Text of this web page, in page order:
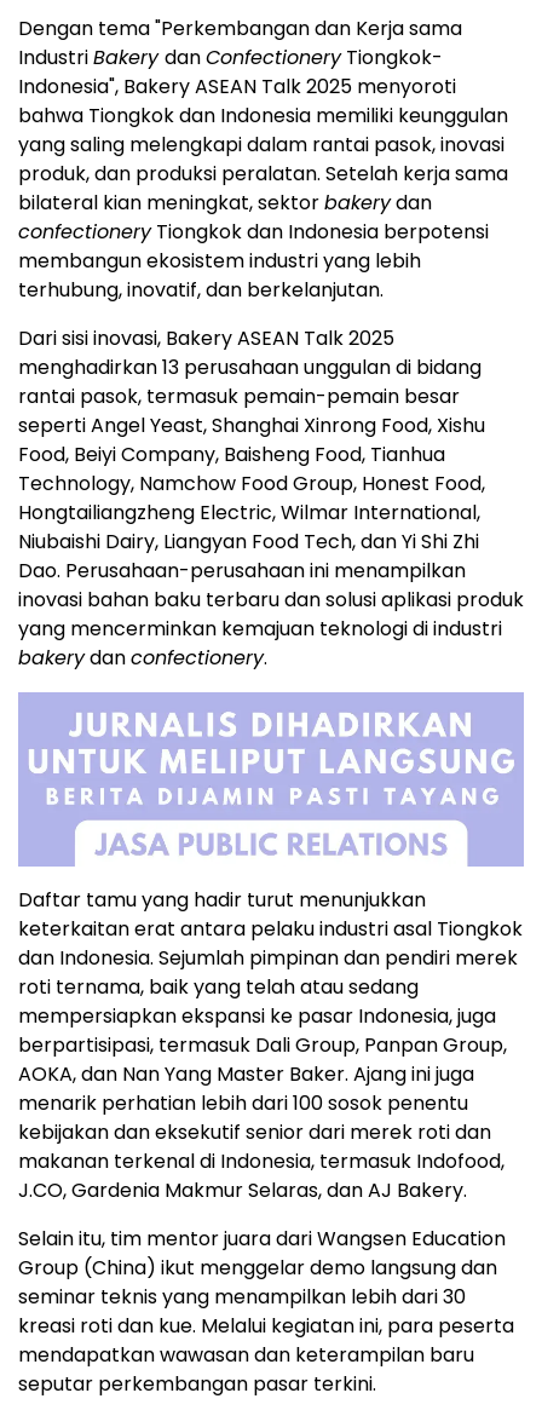
Dengan tema "Perkembangan dan Kerja sama
IndustriBakerydanConfectioneryTiongkok-
Indonesia", Bakery ASEAN Talk 2025 menyoroti
bahwa Tiongkok dan Indonesia memiliki keunggulan
yang saling melengkapi dalam rantai pasok, inovasi
produk, dan produksi peralatan. Setelah kerja sama
bilateral kian meningkat, sektorbakerydan
confectioneryTiongkok dan Indonesia berpotensi
membangun ekosistem industri yang lebih
terhubung, inovatif, dan berkelanjutan.
Dari sisi inovasi, Bakery ASEAN Talk 2025
menghadirkan 13 perusahaan unggulan di bidang
rantai pasok, termasuk pemain-pemain besar
sepertiAngel Yeast, Shanghai Xinrong Food, Xishu
Food, Beiyi Company, Baisheng Food, Tianhua
Technology, Namchow Food Group, Honest Food,
Hongtailiangzheng Electric, Wilmar International,
Niubaishi Dairy, Liangyan Food Tech, danYi Shi Zhi
Dao. Perusahaan-perusahaan ini menampilkan
inovasi bahan baku terbaru dan solusi aplikasi produk
yang mencerminkan kemajuan teknologi di industri
bakerydanconfectionery.
Daftar tamu yang hadir turut menunjukkan
keterkaitan erat antara pelaku industri asal Tiongkok
dan Indonesia. Sejumlah pimpinan dan pendiri merek
roti ternama, baik yang telah atau sedang
mempersiapkan ekspansi ke pasar Indonesia, juga
berpartisipasi, termasuk Dali Group, Panpan Group,
AOKA, dan Nan Yang Master Baker. Ajang ini juga
menarik perhatian lebih dari 100 sosok penentu
kebijakan dan eksekutif senior dari merek roti dan
makanan terkenal di Indonesia, termasuk Indofood,
J.CO, Gardenia Makmur Selaras, dan AJ Bakery.
Selain itu, tim mentor juara dari Wangsen Education
Group (China) ikut menggelar demo langsung dan
seminar teknis yang menampilkan lebih dari 30
kreasi roti dan kue. Melalui kegiatan ini, para peserta
mendapatkan wawasan dan keterampilan baru
seputar perkembangan pasar terkini.